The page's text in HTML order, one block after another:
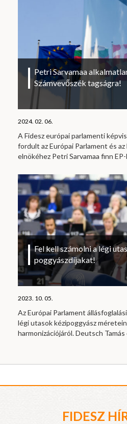
Petri Sarvamaa
Számvevőszék tagságra!
2024. 02. 06.
A Fidesz európai parlamenti
fordult az Európai Parlament és az
elnökéhez Petri Sarvamaa finn
Fel kell számolni a légi
poggyászdíjakat!
2023. 10. 05.
Az Európai Parlament
légi utasok kézipoggyász
harmonizációjáról. Deutsch
FIDESZ